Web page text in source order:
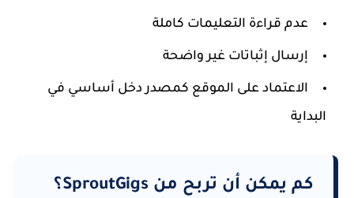
عدم قراءة التعليمات كاملة
إرسال إثباتات غير واضحة
الاعتماد على الموقع كمصدر دخل أساسي في
البداية
كم يمكن أن تربح من SproutGigs؟